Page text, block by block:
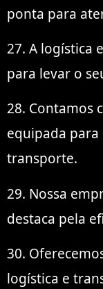
ponta para
27. A logística
para levar o
28. Contamos
equipada
transporte.
29. Nossa
destaca pela
30.
logística e